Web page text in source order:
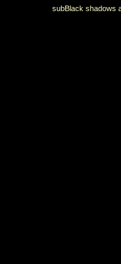
subBlack shadows